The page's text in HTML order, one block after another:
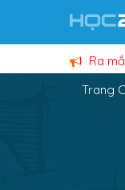
Ra
Trang